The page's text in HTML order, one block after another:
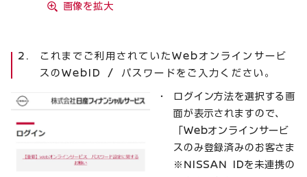
画像を拡大
これまでご利用されていたWebオンラインサービ
スのWebID / パスワードをご入力ください。
ログイン方法を選択する画
面が表示されますので、
「Webオンラインサービ
スのみ登録済みのお客さま
※NISSAN IDを未連携の